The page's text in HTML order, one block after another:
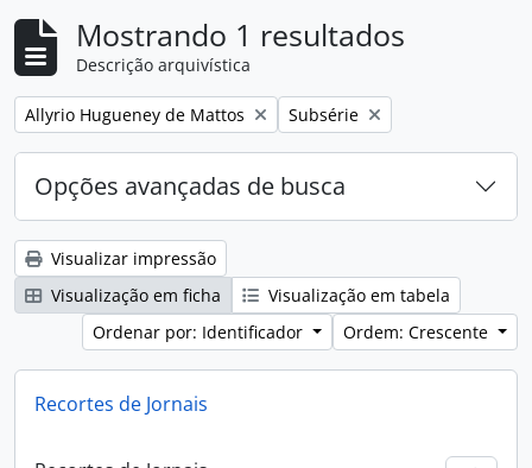
Mostrando 1 resultados
Descrição arquivística
Remover filtro:
Allyrio Hugueney de Mattos Remover filtro:
Subsérie
Opções avançadas de busca
Visualizar impressão
Visualização em ficha
Visualização em tabela
Ordenar por: Identificador
Ordem: Crescente
Recortes de Jornais